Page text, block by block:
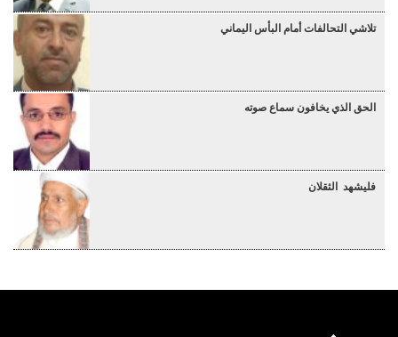
تلاشي التحالفات أمام البأس اليماني
الحق الذي يخافون سماع صوته
فليشهد الثقلان